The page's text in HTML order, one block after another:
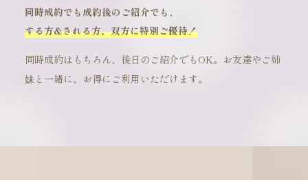
同時成約でも成約後のご紹介でも、
する方&される方、双方に特別ご優待！
同時成約はもちろん、後日のご紹介でもOK。お友達やご姉
妹と一緒に、お得にご利用いただけます。